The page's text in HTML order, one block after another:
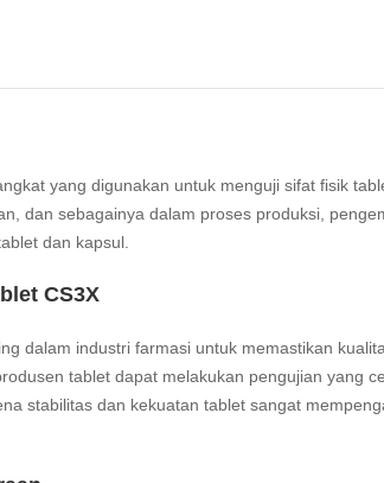
yang digunakan untuk menguji sifat fisik
dan sebagainya dalam proses produksi,
dan kapsul.
CS3X
dalam industri farmasi untuk memastikan
tablet dapat melakukan pengujian yang
stabilitas dan kekuatan tablet sangat